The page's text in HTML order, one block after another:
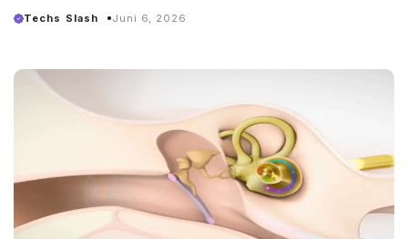
Techs Slash Juni 6, 2026